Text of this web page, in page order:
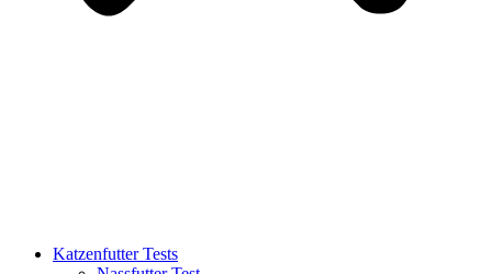
Katzenfutter Tests